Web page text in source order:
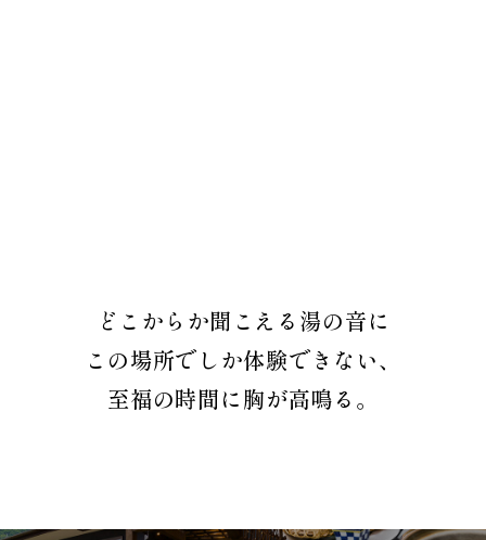
どこからか聞こえる湯の音に
この場所でしか体験できない、
至福の時間に胸が高鳴る。